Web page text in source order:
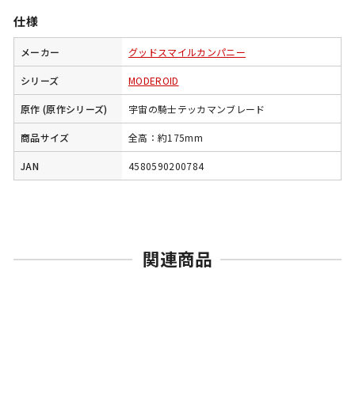
仕様
メーカー グッドスマイルカンパニー
シリーズ MODEROID
原作 (原作シリーズ) 宇宙の騎士テッカマンブレード
商品サイズ 全高：約175mm
JAN 4580590200784
関連商品